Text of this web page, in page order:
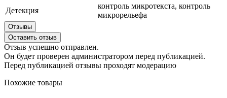
Детекция
контроль микротекста, контроль
микрорельефа
Отзывы
Оставить отзыв
Отзыв успешно отправлен.
Он будет проверен администратором перед публикацией.
Перед публикацией отзывы проходят модерацию
Похожие товары